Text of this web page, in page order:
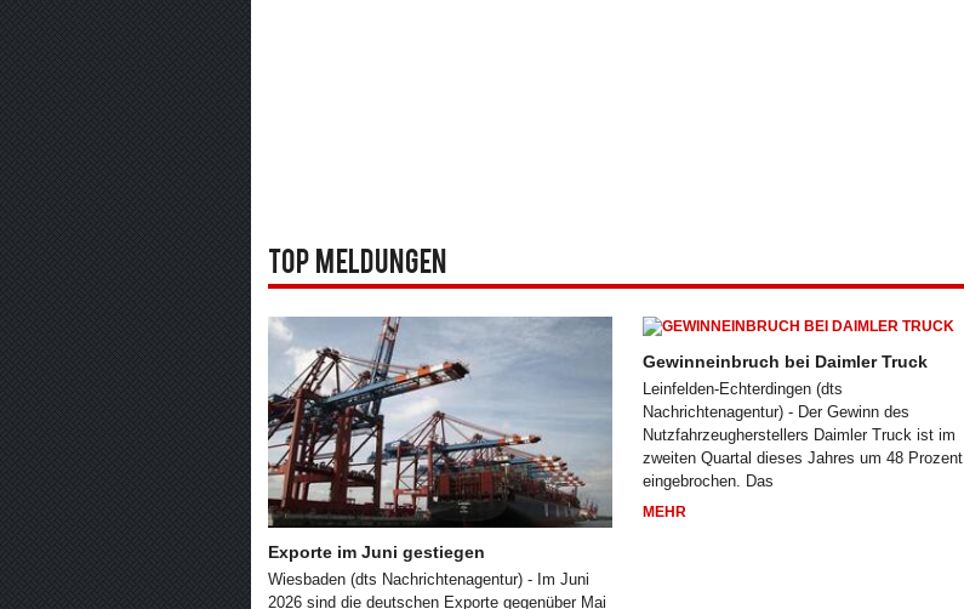
Top Meldungen
Exporte im Juni gestiegen
Wiesbaden (dts Nachrichtenagentur) - Im Juni
2026 sind die deutschen Exporte gegenüber Mai
Gewinneinbruch bei Daimler Truck
Leinfelden-Echterdingen (dts
Nachrichtenagentur) - Der Gewinn des
Nutzfahrzeugherstellers Daimler Truck ist im
zweiten Quartal dieses Jahres um 48 Prozent
eingebrochen. Das
MEHR